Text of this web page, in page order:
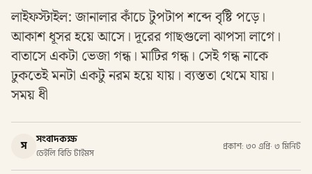
লাইফস্টাইল: জানালার কাঁচে টুপটাপ শব্দে বৃষ্টি পড়ে।
আকাশ ধূসর হয়ে আসে। দূরের গাছগুলো ঝাপসা লাগে।
বাতাসে একটা ভেজা গন্ধ। মাটির গন্ধ। সেই গন্ধ নাকে
ঢুকতেই মনটা একটু নরম হয়ে যায়। ব্যস্ততা থেমে যায়।
সময় ধী
স সংবাদকক্ষ
ডেইলি বিডি টাইমস
প্রকাশ: ৩০ এপ্রি· ৩ মিনিট